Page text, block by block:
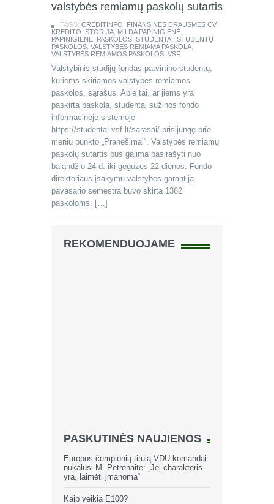
valstybės remiamų paskolų sutartis
TAGS: CREDITINFO FINANSINĖS DRAUSMĖS CV,
KREDITO ISTORIJA MILDA PAPINIGIENĖ
PAPINIGIENĖ PASKOLOS STUDENTAI STUDENTŲ
PASKOLOS VALSTYBĖS REMIAMA PASKOLA
VALSTYBĖS REMIAMOS PASKOLOS VSF
Valstybinis studijų fondas patvirtino studentų,
kuriems skiriamos valstybės remiamos
paskolos, sąrašus. Apie tai, ar jiems yra
paskirta paskola, studentai sužinos fondo
informacinėje sistemoje
https://studentai.vsf.lt/sarasai/ prisijungę prie
meniu punkto „Pranešimai“. Valstybės remiamų
paskolų sutartis bus galima pasirašyti nuo
balandžio 24 d. iki gegužės 22 dienos. Fondo
direktoriaus įsakymu valstybės garantija
pavasario semestrą buvo skirta 1362
paskoloms. […]
REKOMENDUOJAME
PASKUTINĖS NAUJIENOS
Europos čempionių titulą VDU komandai
nukalusi M. Petrėnaitė: „Jei charakteris
yra, laimėti įmanoma“
Kaip veikia E100?